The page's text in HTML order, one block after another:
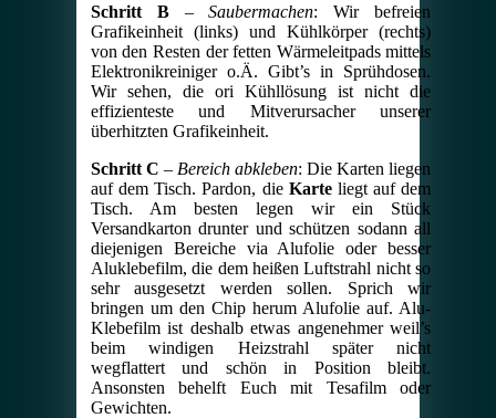
Schritt B–Saubermachen: Wir befreien
Grafikeinheit (links) und Kühlkörper (rechts)
von den Resten der fetten Wärmeleitpads mittels
Elektronikreiniger o.Ä. Gibt’s in Sprühdosen.
Wir sehen, die ori Kühllösung ist nicht die
effizienteste und Mitverursacher unserer
überhitzten Grafikeinheit.
Schritt C – Bereich abkleben: Die Karten liegen
auf dem Tisch. Pardon, die Karteliegt auf dem
Tisch. Am besten legen wir ein Stück
Versandkarton drunter und schützen sodann all
diejenigen Bereiche via Alufolie oder besser
Aluklebefilm, die dem heißen Luftstrahl nicht so
sehr ausgesetzt werden sollen. Sprich wir
bringen um den Chip herum Alufolie auf. Alu-
Klebefilm ist deshalb etwas angenehmer weil’s
beim windigen Heizstrahl später nicht
wegflattert und schön in Position bleibt.
Ansonsten behelft Euch mit Tesafilm oder
Gewichten.